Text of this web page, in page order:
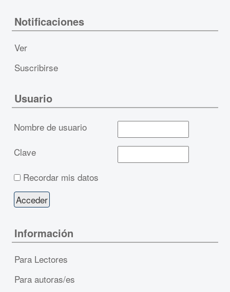
Notificaciones
Ver
Suscribirse
Usuario
Nombre de usuario
Clave
Recordar mis datos
Información
Para Lectores
Para autoras/es